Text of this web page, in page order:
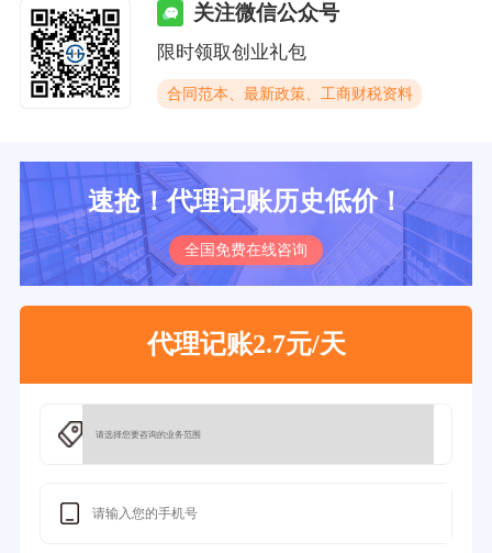
关注微信公众号
限时领取创业礼包
合同范本、最新政策、工商财税资料
速抢！代理记账历史低价！
全国免费在线咨询
代理记账2.7元/天